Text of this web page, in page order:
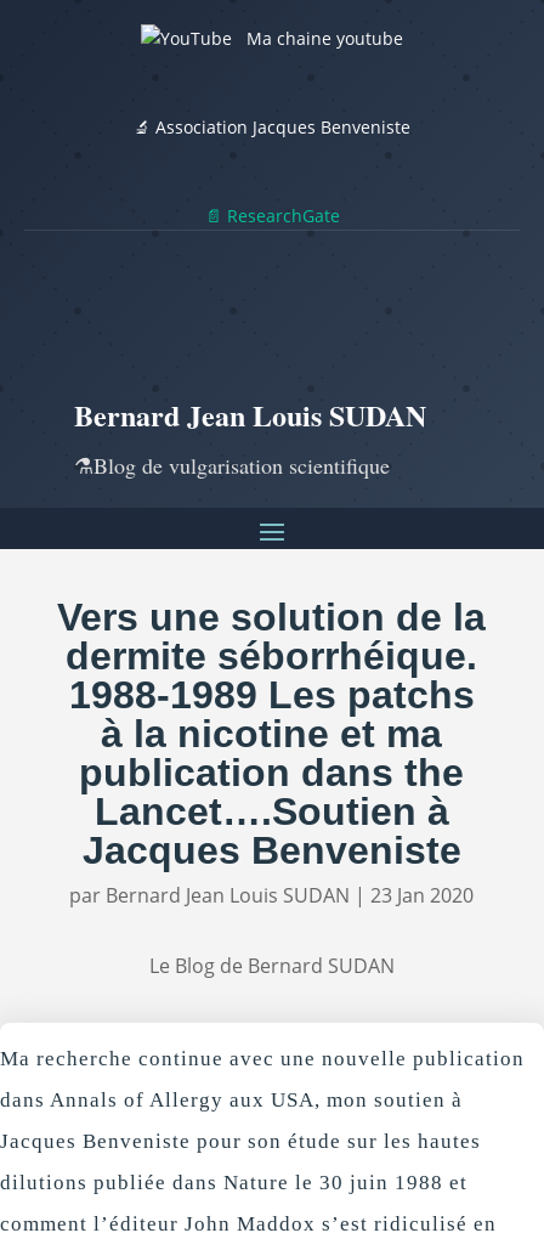
Ma chaine youtube
🔬 Association Jacques Benveniste
📄 ResearchGate
Bernard Jean Louis SUDAN
⚗️Blog de vulgarisation scientifique
Vers une solution de la
dermite séborrhéique.
1988-1989 Les patchs
à la nicotine et ma
publication dans the
Lancet….Soutien à
Jacques Benveniste
par Bernard Jean Louis SUDAN |23 Jan 2020
Le Blog de Bernard SUDAN
Ma recherche continue avec une nouvelle publication
dans Annals of Allergy aux USA, mon soutien à
Jacques Benveniste pour son étude sur les hautes
dilutions publiée dans Nature le 30 juin 1988 et
comment l’éditeur John Maddox s’est ridiculisé en